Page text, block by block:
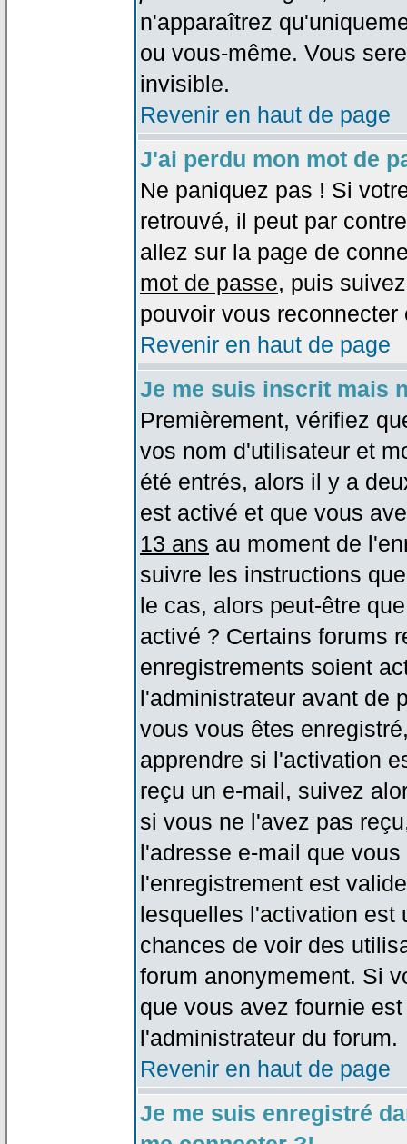
n'apparaîtrez
ou vous-même. Vous
invisible.
Revenir en haut de page
J'ai perdu mon mot de
Ne paniquez pas ! Si
retrouvé, il peut par
allez sur la page de
mot de passe, puis
pouvoir vous
Revenir en haut de page
Je me suis inscrit mais
Premièrement, vérifiez
vos nom d'utilisateur et
été entrés, alors il y a
est activé et que vous
13 ans au moment de
suivre les instructions
le cas, alors peut-être
activé ? Certains forums
enregistrements soient
l'administrateur avant de
vous vous êtes
apprendre si l'activation
reçu un e-mail, suivez
si vous ne l'avez pas
l'adresse e-mail que
l'enregistrement est
lesquelles l'activation est
chances de voir des
forum anonymement. Si
que vous avez fournie
l'administrateur du forum.
Revenir en haut de page
Je me suis enregistré